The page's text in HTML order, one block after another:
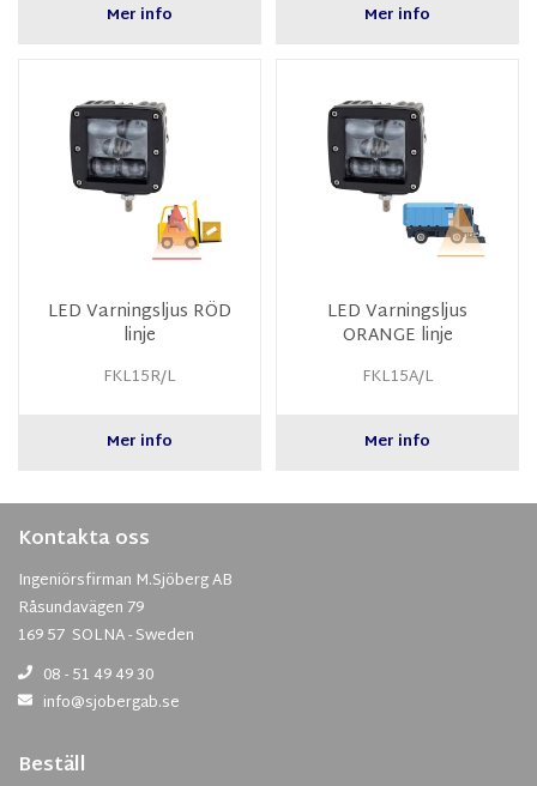
Mer info Mer info
LED Varningsljus RÖD
linje
FKL15R/L
Mer info
LED Varningsljus
ORANGE linje
FKL15A/L
Mer info
Kontakta oss
Ingeniörsfirman M.Sjöberg AB
Råsundavägen 79
169 57 SOLNA - Sweden
08 - 51 49 49 30
info@sjobergab.se
Beställ